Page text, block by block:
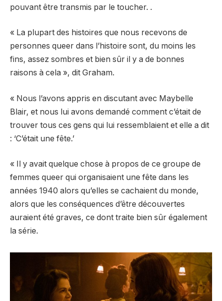
pouvant être transmis par le toucher. .
« La plupart des histoires que nous recevons de
personnes queer dans l’histoire sont, du moins les
fins, assez sombres et bien sûr il y a de bonnes
raisons à cela », dit Graham.
« Nous l’avons appris en discutant avec Maybelle
Blair, et nous lui avons demandé comment c’était de
trouver tous ces gens qui lui ressemblaient et elle a dit
: ‘C’était une fête.’
« Il y avait quelque chose à propos de ce groupe de
femmes queer qui organisaient une fête dans les
années 1940 alors qu’elles se cachaient du monde,
alors que les conséquences d’être découvertes
auraient été graves, ce dont traite bien sûr également
la série.